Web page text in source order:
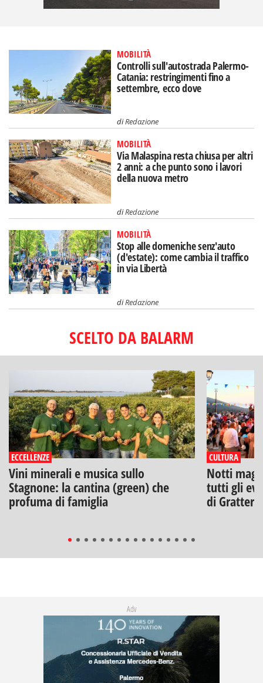
MOBILITÀ
Controlli sull'autostrada Palermo-
Catania: restringimenti fino a
settembre, ecco dove
diRedazione
MOBILITÀ
Via Malaspina resta chiusa per altri
2 anni: a che punto sono i lavori
della nuova metro
diRedazione
MOBILITÀ
Stop alle domeniche senz'auto
(d'estate): come cambia il traffico
in via Libertà
diRedazione
SCELTO DA BALARM
ECCELLENZE
Vini minerali e musica sullo
Stagnone: la cantina (green) che
profuma di famiglia
CULTURA
Notti
tutti gli
di Gratteri
Adv